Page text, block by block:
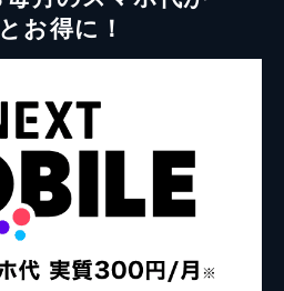
お得に！